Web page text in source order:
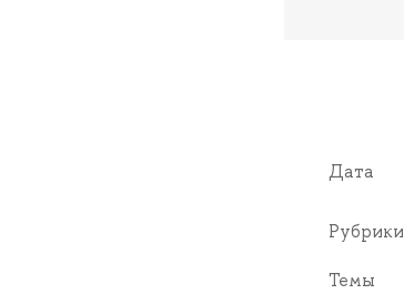
Дата
Рубрики
Темы